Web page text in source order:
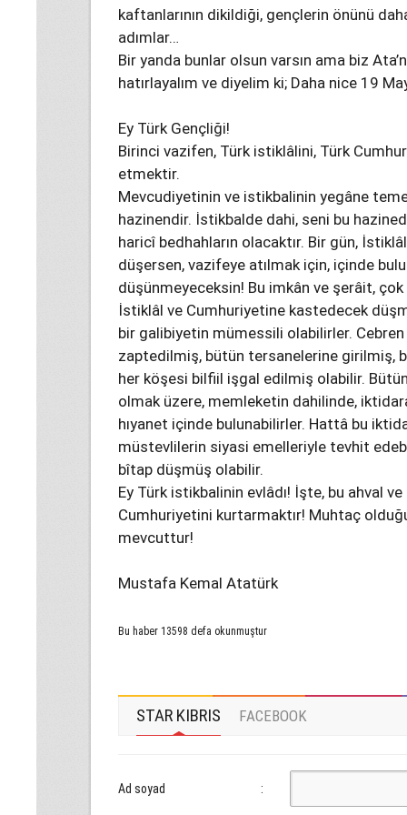
kaftanlarının dikildiği, gençlerin önünü
adımlar…
Bir yanda bunlar olsun varsın ama biz
hatırlayalım ve diyelim ki; Daha nice 19
Ey Türk Gençliği!
Birinci vazifen, Türk istiklâlini, Türk
etmektir.
Mevcudiyetinin ve istikbalinin yegâne
hazinendir. İstikbalde dahi, seni bu
haricî bedhahların olacaktır. Bir gün,
düşersen, vazifeye atılmak için, içinde
düşünmeyeceksin! Bu imkân ve şerâit,
İstiklâl ve Cumhuriyetine kastedecek
bir galibiyetin mümessili olabilirler.
zaptedilmiş, bütün tersanelerine girilmiş,
her köşesi bilfiil işgal edilmiş olabilir.
olmak üzere, memleketin dahilinde,
hıyanet içinde bulunabilirler. Hattâ bu
müstevlilerin siyasi emelleriyle tevhit
bîtap düşmüş olabilir.
Ey Türk istikbalinin evlâdı! İşte, bu ahval
Cumhuriyetini kurtarmaktır! Muhtaç
mevcuttur!
Mustafa Kemal Atatürk
Bu haber 13598 defa okunmuştur
STAR KIBRIS FACEBOOK
Ad soyad :